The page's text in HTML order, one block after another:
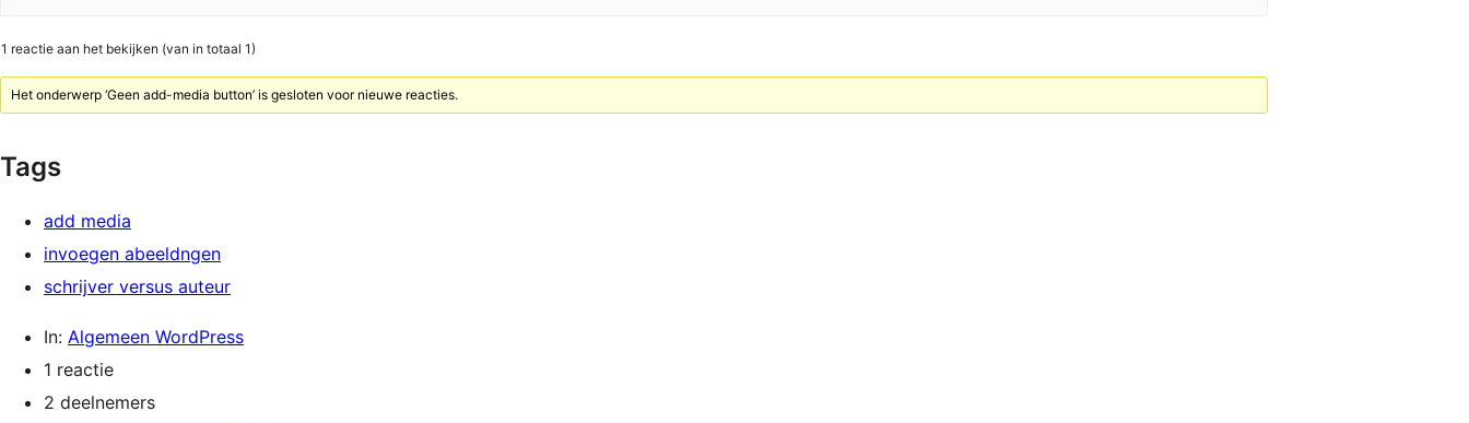
1 reactie aan het bekijken (van in totaal 1)
Het onderwerp ‘Geen add-media button’ is gesloten voor nieuwe reacties.
Tags
add media
invoegen abeeldngen
schrijver versus auteur
In: Algemeen WordPress
1 reactie
2 deelnemers